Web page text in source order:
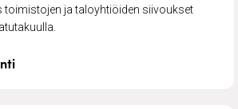
toimistojen ja taloyhtiöiden siivoukset